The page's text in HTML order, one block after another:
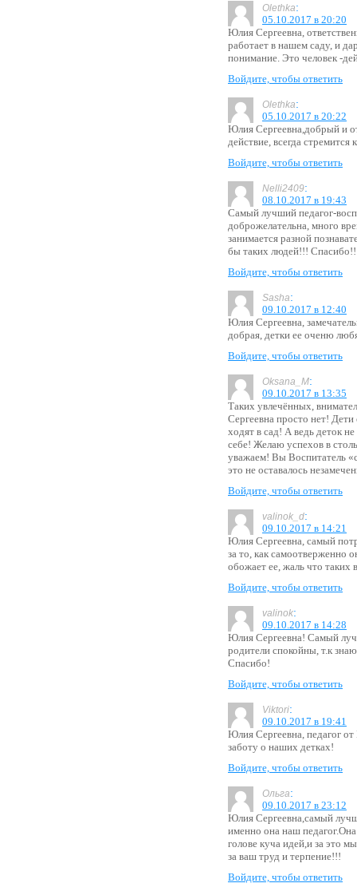
Olethka:
05.10.2017 в 20:20
Юлия Сергеевна,
работает в нашем саду, и
понимание. Это человек -
Войдите, чтобы ответить
Olethka:
05.10.2017 в 20:22
Юлия Сергеевна,добрый и
действие, всегда стремится
Войдите, чтобы ответить
Nelli2409:
08.10.2017 в 19:43
Самый лучший педагог-
доброжелательна, много
занимается разной
бы таких людей!!!
Войдите, чтобы ответить
Sasha:
09.10.2017 в 12:40
Юлия Сергеевна,
добрая, детки ее оченю
Войдите, чтобы ответить
Oksana_M:
09.10.2017 в 13:35
Таких увлечённых,
Сергеевна просто нет!
ходят в сад! А ведь деток
себе! Желаю успехов в
уважаем! Вы Воспитатель
это не оставалось
Войдите, чтобы ответить
valinok_d:
09.10.2017 в 14:21
Юлия Сергеевна, самый
за то, как самоотверженно
обожает ее, жаль что
Войдите, чтобы ответить
valinok:
09.10.2017 в 14:28
Юлия Сергеевна! Самый
родители спокойны, т.к
Спасибо!
Войдите, чтобы ответить
Viktori:
09.10.2017 в 19:41
Юлия Сергеевна, педагог
заботу о наших детках!
Войдите, чтобы ответить
Ольга:
09.10.2017 в 23:12
Юлия Сергеевна,самый
именно она наш
голове куча идей,и за это
за ваш труд и терпение!!!
Войдите, чтобы ответить